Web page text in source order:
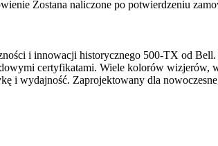
Zostana naliczone po potwierdzeniu
i innowacji historycznego 500-TX od
certyfikatami. Wiele kolorów wizjerów,
i wydajność. Zaprojektowany dla